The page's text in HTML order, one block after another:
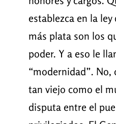
establezca en la
más plata son los
poder. Y a eso le
“modernidad”. No,
tan viejo como el
disputa entre el